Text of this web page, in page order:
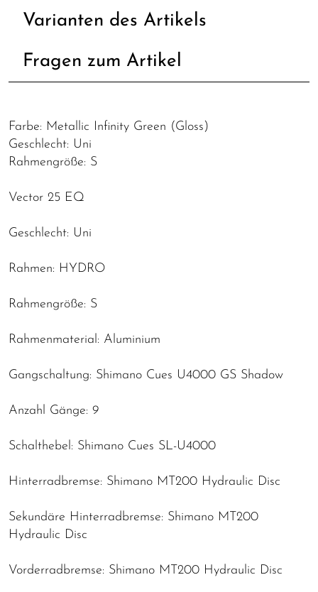
Varianten des Artikels
Fragen zum Artikel
Farbe: Metallic Infinity Green (Gloss)
Geschlecht: Uni
Rahmengröße: S
Vector 25 EQ
Geschlecht: Uni
Rahmen: HYDRO
Rahmengröße: S
Rahmenmaterial: Aluminium
Gangschaltung: Shimano Cues U4000 GS Shadow
Anzahl Gänge: 9
Schalthebel: Shimano Cues SL-U4000
Hinterradbremse: Shimano MT200 Hydraulic Disc
Sekundäre Hinterradbremse: Shimano MT200
Hydraulic Disc
Vorderradbremse: Shimano MT200 Hydraulic Disc